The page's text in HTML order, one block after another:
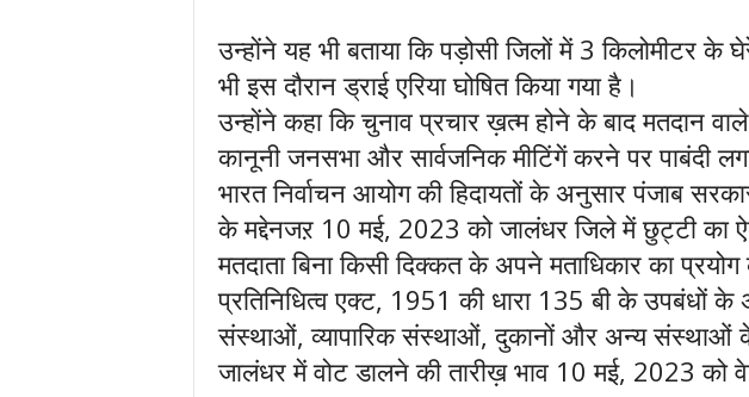
उन्होंने यह भी बताया कि पड़ोसी जिलों में 3 किलोमीटर
भी इस दौरान ड्राई एरिया घोषित किया गया है।
उन्होंने कहा कि चुनाव प्रचार ख़त्म होने के बाद मतदान
कानूनी जनसभा और सार्वजनिक मीटिंगें करने पर पाबंदी
भारत निर्वाचन आयोग की हिदायतों के अनुसार पंजाब
के मद्देनजऱ 10 मई, 2023 को जालंधर जिले में छुट्टी का
मतदाता बिना किसी दिक्कत के अपने मताधिकार का
प्रतिनिधित्व एक्ट, 1951 की धारा 135 बी के उपबंधों के
संस्थाओं, व्यापारिक संस्थाओं, दुकानों और अन्य संस्थाओं के
जालंधर में वोट डालने की तारीख़ भाव 10 मई, 2023 को